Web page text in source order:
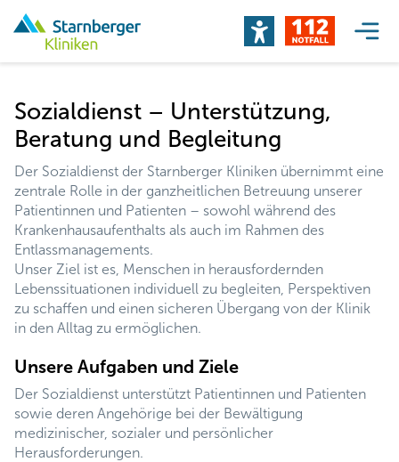
Sozialdienst – Unterstützung,
Beratung und Begleitung
Der Sozialdienst der Starnberger Kliniken übernimmt eine
zentrale Rolle in der ganzheitlichen Betreuung unserer
Patientinnen und Patienten – sowohl während des
Krankenhausaufenthalts als auch im Rahmen des
Entlassmanagements.
Unser Ziel ist es, Menschen in herausfordernden
Lebenssituationen individuell zu begleiten, Perspektiven
zu schaffen und einen sicheren Übergang von der Klinik
in den Alltag zu ermöglichen.
Unsere Aufgaben und Ziele
Der Sozialdienst unterstützt Patientinnen und Patienten
sowie deren Angehörige bei der Bewältigung
medizinischer, sozialer und persönlicher
Herausforderungen.